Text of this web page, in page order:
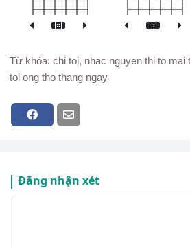
Từ khóa: chi toi, nhac nguyen thi to mai
toi ong tho thang ngay
Đăng nhận xét